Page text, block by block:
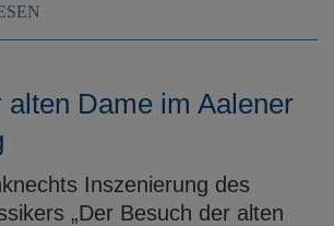
alten Dame im Aalener
Inszenierung des
„Der Besuch der alten